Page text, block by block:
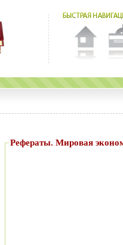
Рефераты. Мировая